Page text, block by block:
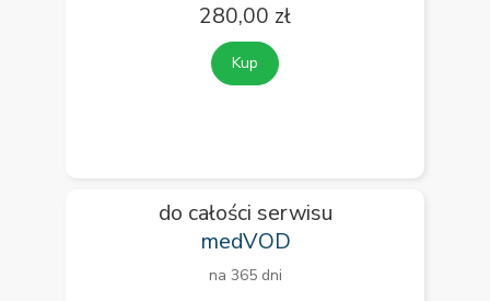
280,00 zł
Kup
do całości serwisu
medVOD
na 365 dni